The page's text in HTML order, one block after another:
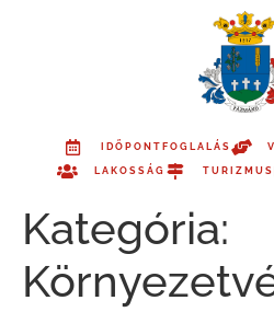
IDŐPONTFOGLALÁS
LAKOSSÁG TURIZMUS
Kategória: